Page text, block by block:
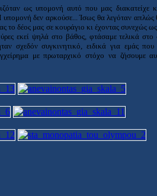
ως υπομονή αυτό που μας διακατείχε
δεν αρκούσε... Ίσως θα λεγόταν απλώς
το δέος μας σε κουράγιο κι έχοντας συνεχώς
εκεί ψηλά στο βάθος, φτάσαμε τελικά στο
σχεδόν συγκινητικό, ειδικά για εμάς που
με πρωταρχικό στόχο να ζήσουμε